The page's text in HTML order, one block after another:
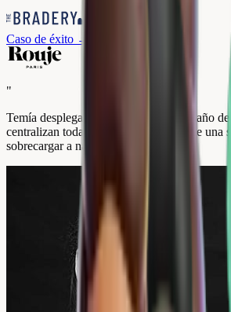
Caso de éxito →
"
Temía desplegar algo complicado. Un año
centralizan todas nuestras reseñas desde una
sobrecargar a nadie.